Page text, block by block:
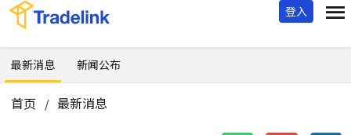
登入
最新消息 新闻公布
首页 / 最新消息